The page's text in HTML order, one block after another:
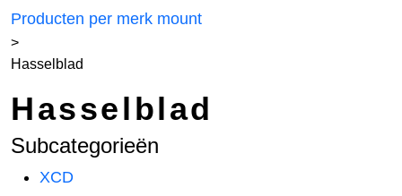
Producten per merk mount
>
Hasselblad
Hasselblad
Subcategorieën
XCD